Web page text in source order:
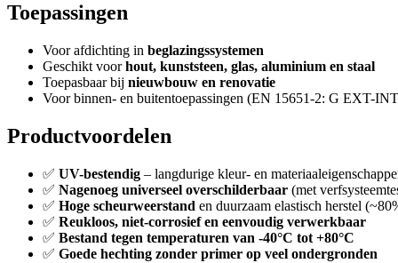
Toepassingen
Voor afdichting in beglazingssystemen
Geschikt voorhout, kunststeen, glas, aluminium en staal
Toepasbaar bij nieuwbouw en renovatie
Voor binnen- en buitentoepassingen (EN 15651-2: G EXT-
Productvoordelen
✅ UV-bestendig – langdurige kleur- en
✅ Nagenoeg universeel overschilderbaar (met
✅ Hoge scheurweerstand en duurzaam elastisch herstel
✅ Reukloos, niet-corrosief en eenvoudig verwerkbaar
✅ Bestand tegen temperaturen van -40°C tot +80°C
✅ Goede hechting zonder primer op veel ondergronden